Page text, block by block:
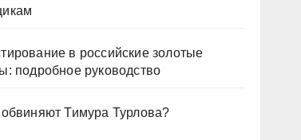
в российские золотые
подробное руководство
Тимура Турлова?